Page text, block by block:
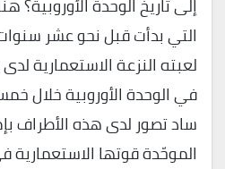
التي بدأت قبل نحو عشر
لعبته النزعة الاستعمارية
في الوحدة الأوروبية خلال
ساد تصور لدى هذه الأطراف
الموحّدة قوتها الاستعمارية